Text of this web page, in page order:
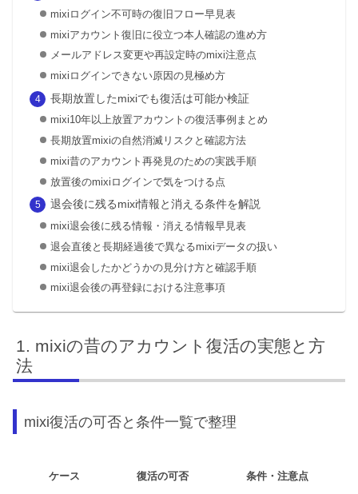
mixiログイン不可時の復旧フロー早見表
mixiアカウント復旧に役立つ本人確認の進め方
メールアドレス変更や再設定時のmixi注意点
mixiログインできない原因の見極め方
長期放置したmixiでも復活は可能か検証
mixi10年以上放置アカウントの復活事例まとめ
長期放置mixiの自然消滅リスクと確認方法
mixi昔のアカウント再発見のための実践手順
放置後のmixiログインで気をつける点
退会後に残るmixi情報と消える条件を解説
mixi退会後に残る情報・消える情報早見表
退会直後と長期経過後で異なるmixiデータの扱い
mixi退会したかどうかの見分け方と確認手順
mixi退会後の再登録における注意事項
mixiの昔のアカウント復活の実態と方
法
mixi復活の可否と条件一覧で整理
ケース 復活の可否 条件・注意点